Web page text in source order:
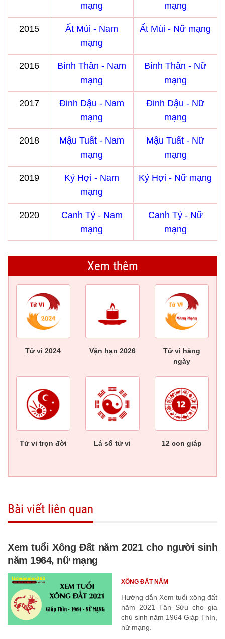
mạng
mạng
2015
Ất Mùi - Nam
mạng
Ất Mùi - Nữ mạng
2016
Bính Thân - Nam
mạng
Bính Thân - Nữ
mạng
2017
Đinh Dậu - Nam
mạng
Đinh Dậu - Nữ
mạng
2018
Mậu Tuất - Nam
mạng
Mậu Tuất - Nữ
mạng
2019
Kỷ Hợi - Nam
mạng
Kỷ Hợi - Nữ mạng
2020
Canh Tý - Nam
mạng
Canh Tý - Nữ
mạng
Xem thêm
Tử vi 2024 Vận hạn 2026
Tử vi hàng
ngày
Tử vi trọn đời Lá số tử vi 12 con giáp
Bài viết liên quan
Xem tuổi Xông Đất năm 2021 cho người sinh
năm 1964, nữ mạng
Hướng dẫn Xem tuổi xông đất
năm 2021 Tân Sửu cho gia
chủ sinh năm 1964 Giáp Thìn,
nữ mạng.
XÔNG ĐẤT NĂM